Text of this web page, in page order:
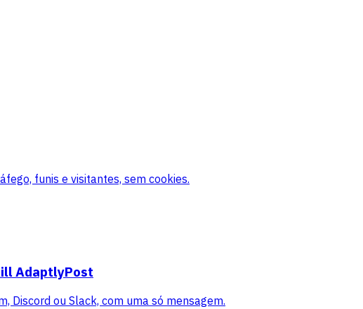
funis e visitantes, sem cookies.
AdaptlyPost
ou Slack, com uma só mensagem.